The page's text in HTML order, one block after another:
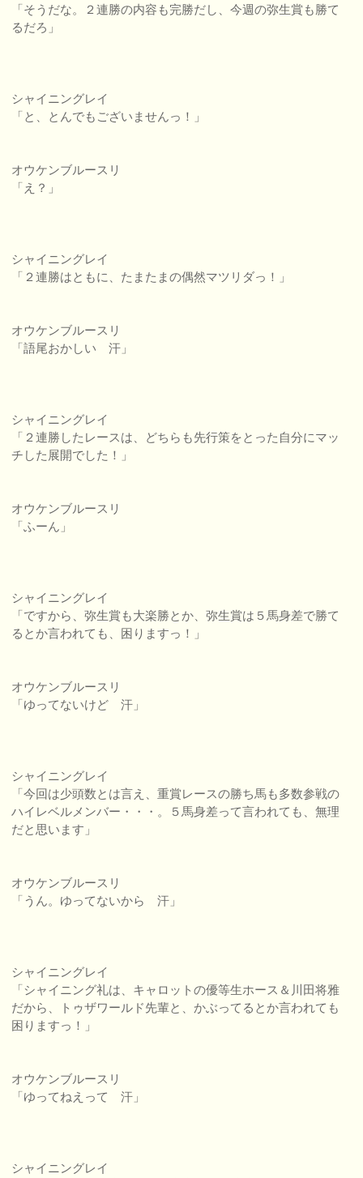
「そうだな。２連勝の内容も完勝だし、今週の弥生賞も勝て
るだろ」
シャイニングレイ
「と、とんでもございませんっ！」
オウケンブルースリ
「え？」
シャイニングレイ
「２連勝はともに、たまたまの偶然マツリダっ！」
オウケンブルースリ
「語尾おかしい 汗」
シャイニングレイ
「２連勝したレースは、どちらも先行策をとった自分にマッ
チした展開でした！」
オウケンブルースリ
「ふーん」
シャイニングレイ
「ですから、弥生賞も大楽勝とか、弥生賞は５馬身差で勝て
るとか言われても、困りますっ！」
オウケンブルースリ
「ゆってないけど 汗」
シャイニングレイ
「今回は少頭数とは言え、重賞レースの勝ち馬も多数参戦の
ハイレベルメンバー・・・。５馬身差って言われても、無理
だと思います」
オウケンブルースリ
「うん。ゆってないから 汗」
シャイニングレイ
「シャイニング礼は、キャロットの優等生ホース＆川田将雅
だから、トゥザワールド先輩と、かぶってるとか言われても
困りますっ！」
オウケンブルースリ
「ゆってねえって 汗」
シャイニングレイ